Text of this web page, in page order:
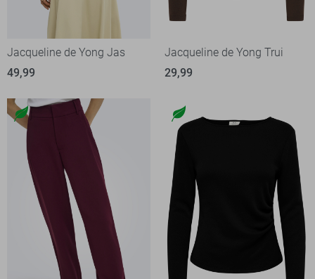
Jacqueline de Yong Jas
49,99
Jacqueline de Yong Trui
29,99